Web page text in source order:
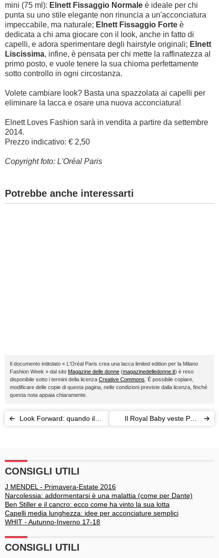
mini (75 ml): Elnett Fissaggio Normale è ideale per chi
punta su uno stile elegante non rinuncia a un'acconciatura
impeccabile, ma naturale; Elnett Fissaggio Forte è
dedicata a chi ama giocare con il look, anche in fatto di
capelli, e adora sperimentare degli hairstyle originali; Elnett
Liscissima, infine, è pensata per chi mette la raffinatezza al
primo posto, e vuole tenere la sua chioma perfettamente
sotto controllo in ogni circostanza.
Volete cambiare look? Basta una spazzolata ai capelli per
eliminare la lacca e osare una nuova acconciatura!
Elnett Loves Fashion sarà in vendita a partire da settembre
2014.
Prezzo indicativo: € 2,50
Copyright foto: L'Oréal Paris
Potrebbe anche interessarti
Il documento intitolato « L'Oréal Paris crea una lacca limited edition per la Milano
Fashion Week » dal sito Magazine delle donne (magazinedelledonne.it) è reso
disponibile sotto i termini della licenza Creative Commons . È possibile copiare,
modificare delle copie di questa pagina, nelle condizioni previste dalla licenza, finché
questa nota appaia chiaramente.
Look Forward: quando il
Il Royal Baby veste Petit
CONSIGLI UTILI
J MENDEL - Primavera-Estate 2016
Narcolessia: addormentarsi è una malattia (come per Dante)
Ben Stiller e il cancro: ecco come ha vinto la sua lotta
Capelli media lunghezza: idee per acconciature semplici
WHIT - Autunno-Inverno 17-18
CONSIGLI UTILI